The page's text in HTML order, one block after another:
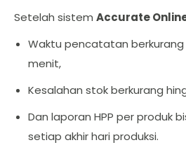
Setelah sistem Accurate
Waktu pencatatan berkurang
menit,
Kesalahan stok berkurang
Dan laporan HPP per produk
setiap akhir hari produksi.